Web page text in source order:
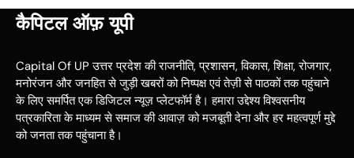
कैपिटल ऑफ़ यूपी
Capital Of UP उत्तर प्रदेश की राजनीति, प्रशासन, विकास, शिक्षा, रोजगार,
मनोरंजन और जनहित से जुड़ी खबरों को निष्पक्ष एवं तेज़ी से पाठकों तक पहुंचाने
के लिए समर्पित एक डिजिटल न्यूज़ प्लेटफॉर्म है। हमारा उद्देश्य विश्वसनीय
पत्रकारिता के माध्यम से समाज की आवाज़ को मजबूती देना और हर महत्वपूर्ण मुद्दे
को जनता तक पहुंचाना है।